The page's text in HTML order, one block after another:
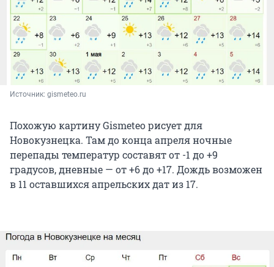
Источник: gismeteo.ru
Похожую картину Gismeteo рисует для
Новокузнецка. Там до конца апреля ночные
перепады температур составят от -1 до +9
градусов, дневные — от +6 до +17. Дождь возможен
в 11 оставшихся апрельских дат из 17.